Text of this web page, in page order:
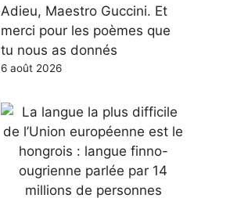
Adieu, Maestro Guccini. Et
merci pour les poèmes que
tu nous as donnés
6 août 2026